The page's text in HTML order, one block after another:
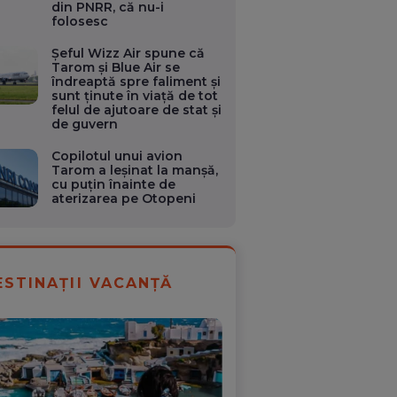
din PNRR, că nu-i
folosesc
Șeful Wizz Air spune că
Tarom și Blue Air se
îndreaptă spre faliment și
sunt ţinute în viaţă de tot
felul de ajutoare de stat şi
de guvern
Copilotul unui avion
Tarom a leșinat la manșă,
cu puțin înainte de
aterizarea pe Otopeni
VACANȚĂ